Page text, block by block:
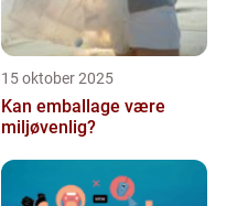
15 oktober 2025
Kan emballage være
miljøvenlig?